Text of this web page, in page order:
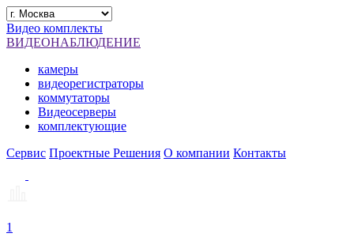
Видео комплекты
ВИДЕОНАБЛЮДЕНИЕ
камеры
видеорегистраторы
коммутаторы
Видеосерверы
комплектующие
Сервис Проектные Решения О компании Контакты
1